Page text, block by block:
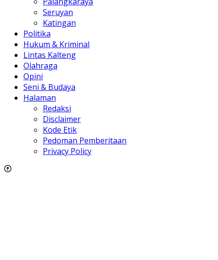
Seruyan
Katingan
Politika
Hukum & Kriminal
Lintas Kalteng
Olahraga
Opini
Seni & Budaya
Halaman
Redaksi
Disclaimer
Kode Etik
Pedoman Pemberitaan
Privacy Policy